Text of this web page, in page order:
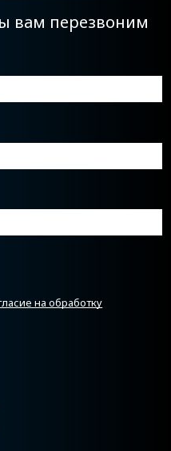
вам перезвоним
на обработку